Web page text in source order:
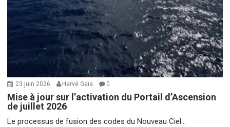
23 juin 2026 Hervé Gaïa 0
Mise à jour sur l’activation du Portail d’Ascension
de juillet 2026
Le processus de fusion des codes du Nouveau Ciel...